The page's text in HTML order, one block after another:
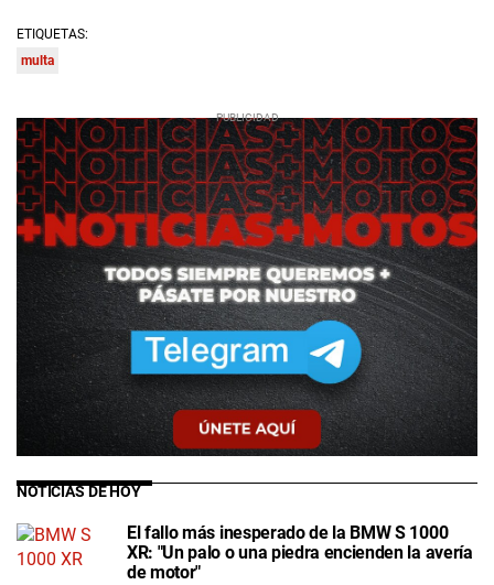
ETIQUETAS:
multa
NOTICIAS DE HOY
El fallo más inesperado de la BMW S 1000
XR: "Un palo o una piedra encienden la avería
de motor"